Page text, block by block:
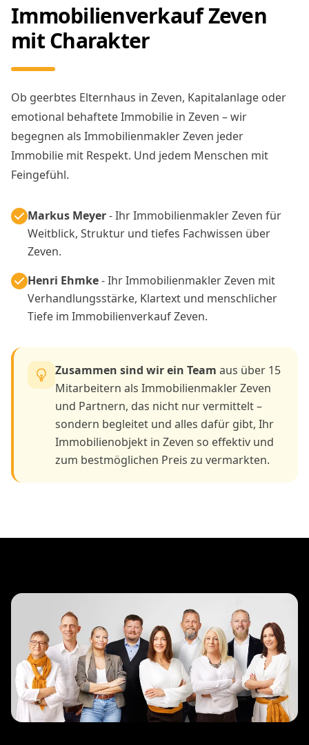
Immobilienverkauf Zeven
mit Charakter
Ob geerbtes Elternhaus in Zeven, Kapitalanlage oder
emotional behaftete Immobilie in Zeven – wir
begegnen als Immobilienmakler Zeven jeder
Immobilie mit Respekt. Und jedem Menschen mit
Feingefühl.
Markus Meyer- Ihr Immobilienmakler Zeven für
Weitblick, Struktur und tiefes Fachwissen über
Zeven.
Henri Ehmke- Ihr Immobilienmakler Zeven mit
Verhandlungsstärke, Klartext und menschlicher
Tiefe im Immobilienverkauf Zeven.
Zusammen sind wir ein Team aus über 15
Mitarbeitern als Immobilienmakler Zeven
und Partnern, das nicht nur vermittelt –
sondern begleitet und alles dafür gibt, Ihr
Immobilienobjekt in Zeven so effektiv und
zum bestmöglichen Preis zu vermarkten.